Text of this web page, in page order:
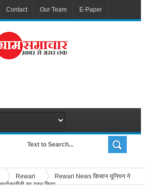
Contact Our Team E-Paper
Rewari
Rewari News किसान यूनियन ने
का गठन किया